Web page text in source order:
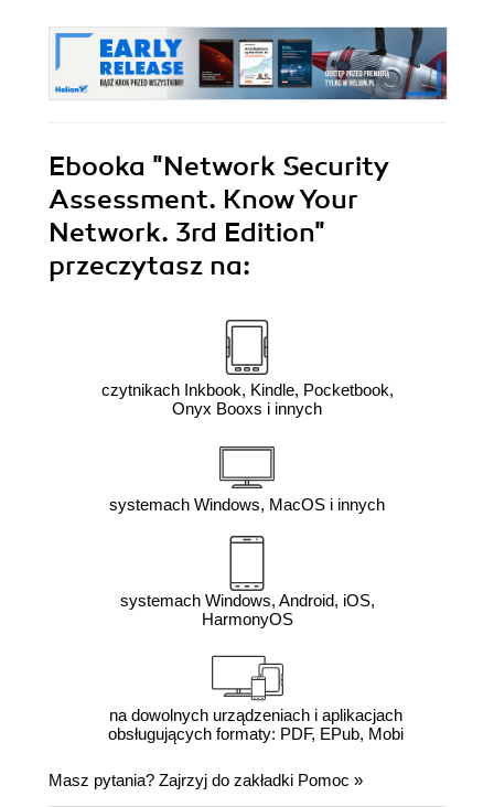
Ebooka "Network Security
Assessment. Know Your
Network. 3rd Edition"
przeczytasz na:
czytnikach Inkbook, Kindle, Pocketbook,
Onyx Booxs i innych
systemach Windows, MacOS i innych
systemach Windows, Android, iOS,
HarmonyOS
na dowolnych urządzeniach i aplikacjach
obsługujących formaty: PDF, EPub, Mobi
Masz pytania? Zajrzyj do zakładki Pomoc »